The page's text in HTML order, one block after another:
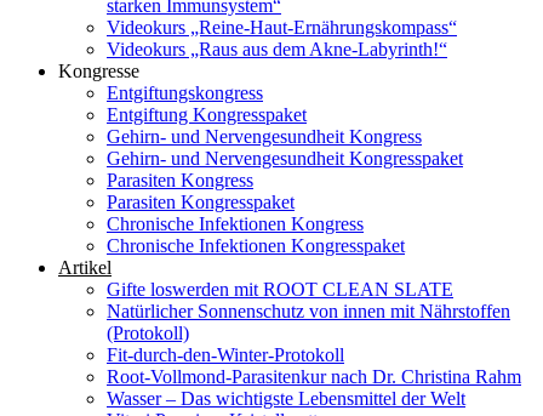
starken Immunsystem“
Videokurs „Reine-Haut-Ernährungskompass“
Videokurs „Raus aus dem Akne-Labyrinth!“
Kongresse
Entgiftungskongress
Entgiftung Kongresspaket
Gehirn- und Nervengesundheit Kongress
Gehirn- und Nervengesundheit Kongresspaket
Parasiten Kongress
Parasiten Kongresspaket
Chronische Infektionen Kongress
Chronische Infektionen Kongresspaket
Artikel
Gifte loswerden mit ROOT CLEAN SLATE
Natürlicher Sonnenschutz von innen mit Nährstoffen
(Protokoll)
Fit-durch-den-Winter-Protokoll
Root-Vollmond-Parasitenkur nach Dr. Christina Rahm
Wasser – Das wichtigste Lebensmittel der Welt